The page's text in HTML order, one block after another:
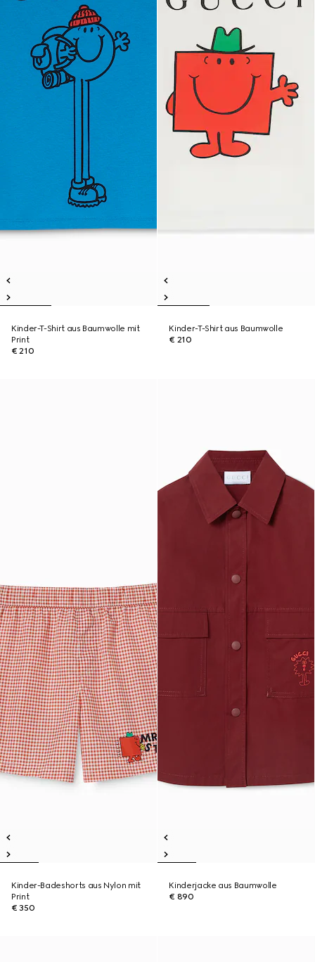
Kinder-T-Shirt aus Baumwolle mit
Print
€ 210
Kinder-T-Shirt aus Baumwolle
€ 210
Kinder-Badeshorts aus Nylon mit
Print
€ 350
Kinderjacke aus Baumwolle
€ 890